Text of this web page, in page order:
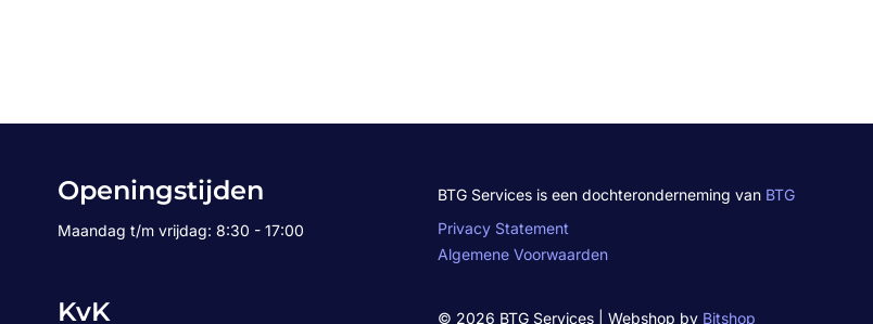
Openingstijden
Maandag t/m vrijdag: 8:30 - 17:00
KvK
BTG Services is een dochteronderneming van BTG
Privacy Statement
Algemene Voorwaarden
© 2026 BTG Services | Webshop by Bitshop